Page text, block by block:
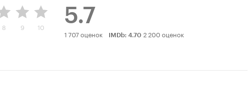
8 9 10
5.7
Рейтинг
1 707 оценок IMDb: 4.70 2 200 оценок